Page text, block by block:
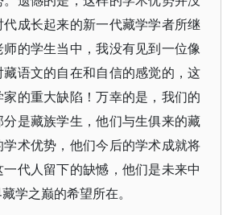
成长起来的新一代藏学学者所继
的学生当中，我没有见到一位像
语文的自在和自信的感觉的，这
的重大缺陷！万幸的是，我们的
是藏族学生，他们与生俱来的藏
术优势，他们今后的学术成就将
代人留下的缺憾，他们是未来中
学之巅的希望所在。